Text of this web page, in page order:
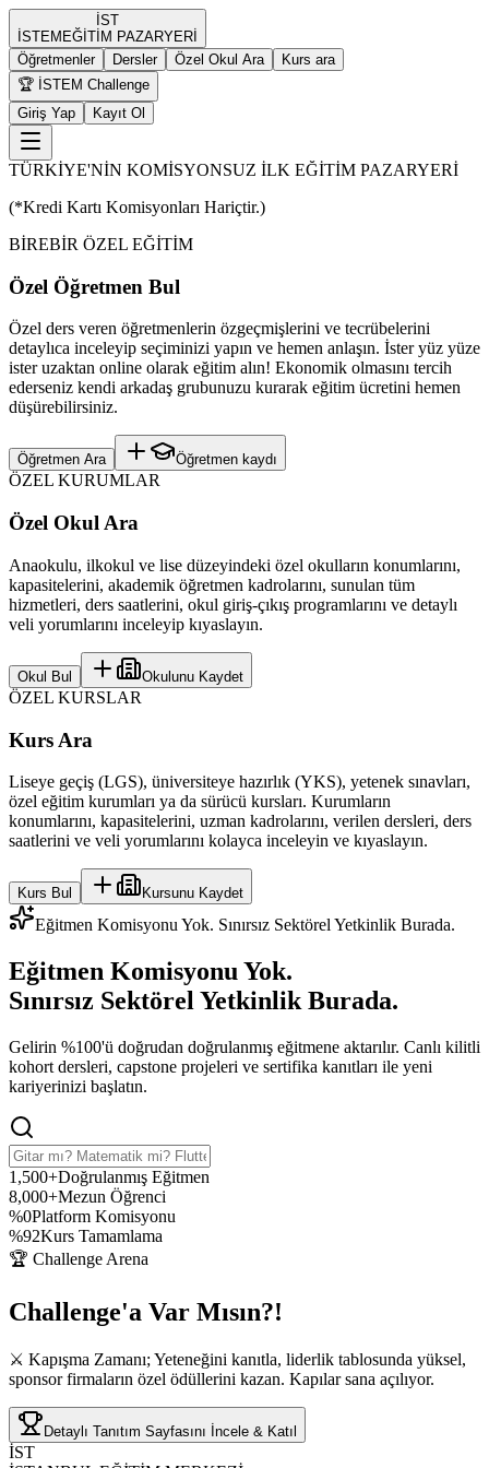
İST
İSTEM EĞİTİM PAZARYERİ
Öğretmenler
Dersler Özel Okul Ara
Kurs ara
🏆 İSTEM Challenge
Giriş Yap
Kayıt Ol
TÜRKİYE'NİN KOMİSYONSUZ İLK EĞİTİM PAZARYERİ
(*Kredi Kartı Komisyonları Hariçtir.)
BİREBİR ÖZEL EĞİTİM
Özel Öğretmen Bul
Özel ders veren öğretmenlerin özgeçmişlerini ve tecrübelerini
detaylıca inceleyip seçiminizi yapın ve hemen anlaşın. İster yüz yüze
ister uzaktan online olarak eğitim alın! Ekonomik olmasını tercih
ederseniz kendi arkadaş grubunuzu kurarak eğitim ücretini hemen
düşürebilirsiniz.
Öğretmen Ara Öğretmen kaydı
ÖZEL KURUMLAR
Özel Okul Ara
Anaokulu, ilkokul ve lise düzeyindeki özel okulların konumlarını,
kapasitelerini, akademik öğretmen kadrolarını, sunulan tüm
hizmetleri, ders saatlerini, okul giriş-çıkış programlarını ve detaylı
veli yorumlarını inceleyip kıyaslayın.
Okul Bul Okulunu Kaydet
ÖZEL KURSLAR
Kurs Ara
Liseye geçiş (LGS), üniversiteye hazırlık (YKS), yetenek sınavları,
özel eğitim kurumları ya da sürücü kursları. Kurumların
konumlarını, kapasitelerini, uzman kadrolarını, verilen dersleri, ders
saatlerini ve veli yorumlarını kolayca inceleyin ve kıyaslayın.
Kurs Bul Kursunu Kaydet
Eğitmen Komisyonu Yok. Sınırsız Sektörel Yetkinlik Burada.
Eğitmen Komisyonu Yok.
Sınırsız Sektörel YetkinlikBurada.
Gelirin %100'ü doğrudan doğrulanmış eğitmene aktarılır. Canlı kilitli
kohort dersleri, capstone projeleri ve sertifika kanıtları ile yeni
kariyerinizi başlatın.
1,500+Doğrulanmış Eğitmen
8,000+Mezun Öğrenci
%0Platform Komisyonu
%92Kurs Tamamlama
🏆 Challenge Arena
Challenge'a Var Mısın?!
⚔️ Kapışma Zamanı; Yeteneğini kanıtla, liderlik tablosunda yüksel,
sponsor firmaların özel ödüllerini kazan. Kapılar sana açılıyor.
Detaylı Tanıtım Sayfasını İncele & Katıl
İST